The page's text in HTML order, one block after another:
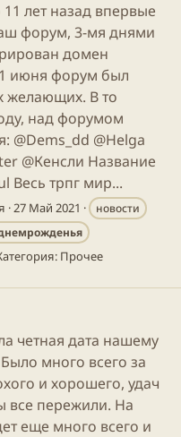
лет назад впервые
форум, 3-мя днями
домен
июня форум был
желающих. В то
над форумом
@Dems_dd @Helga
@Кенсли Название
Весь трпг мир...
27 Май 2021
новости
Прочее
четная дата нашему
много всего за
и хорошего, удач
все пережили. На
еще много всего и